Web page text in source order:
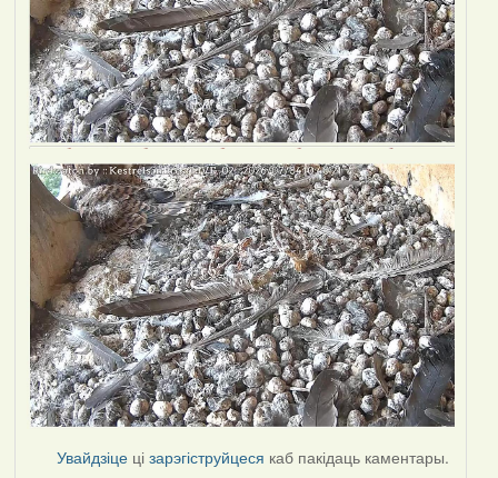
Увайдзіце цізарэгіструйцеся каб пакідаць каментары.